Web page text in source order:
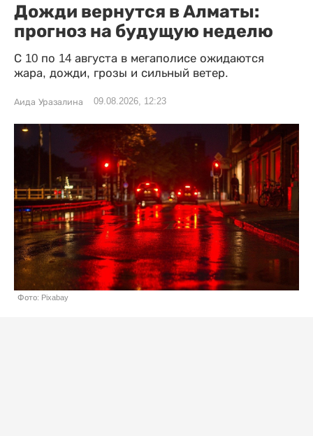
Дожди вернутся в Алматы:
прогноз на будущую неделю
С 10 по 14 августа в мегаполисе ожидаются
жара, дожди, грозы и сильный ветер.
Аида Уразалина 09.08.2026, 12:23
Фото: Pixabay